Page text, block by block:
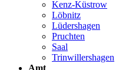
Kenz-Küstrow
Löbnitz
Lüdershagen
Pruchten
Saal
Trinwillershagen
Amt